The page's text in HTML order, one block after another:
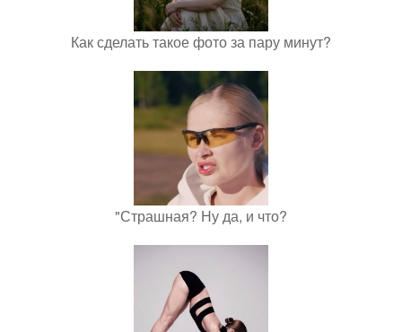
Как сделать такое фото за пару минут?
"Страшная? Ну да, и что?